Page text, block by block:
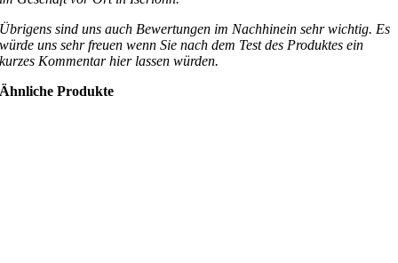
Übrigens sind uns auch Bewertungen im Nachhinein sehr wichtig. Es
würde uns sehr freuen wenn Sie nach dem Test des Produktes ein
kurzes Kommentar hier lassen würden.
Ähnliche Produkte